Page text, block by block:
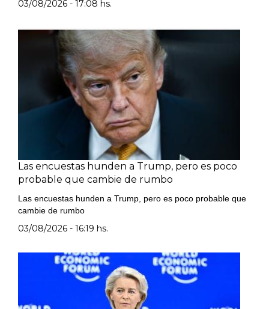
03/08/2026 - 17:08 hs.
Las encuestas hunden a Trump, pero es poco
probable que cambie de rumbo
Las encuestas hunden a Trump, pero es poco probable que
cambie de rumbo
03/08/2026 - 16:19 hs.